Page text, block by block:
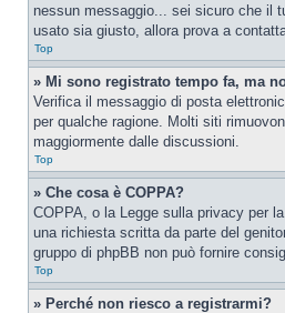
nessun messaggio... sei sicuro che il
usato sia giusto, allora prova a
Top
» Mi sono registrato tempo fa, ma
Verifica il messaggio di posta
per qualche ragione. Molti siti
maggiormente dalle discussioni.
Top
» Che cosa è COPPA?
COPPA, o la Legge sulla privacy per
una richiesta scritta da parte del
gruppo di phpBB non può fornire
Top
» Perché non riesco a registrarmi?